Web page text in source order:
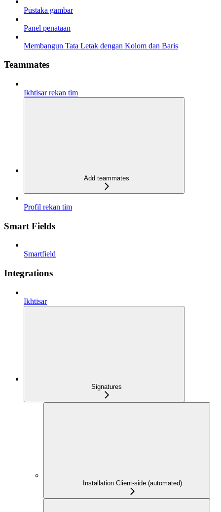
Pustaka gambar
Panel penataan
Membangun Tata Letak dengan Kolom dan Baris
Teammates
Ikhtisar rekan tim
Add teammates
Profil rekan tim
Smart Fields
Smartfield
Integrations
Ikhtisar
Signatures
Installation Client-side (automated)